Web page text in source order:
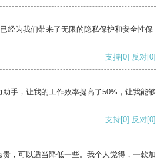
经为我们带来了无限的隐私保护和安全性保
支持[0] 反对[0]
手，让我的工作效率提高了50%，让我能够
支持[0] 反对[0]
，可以适当降低一些。我个人觉得，一款加